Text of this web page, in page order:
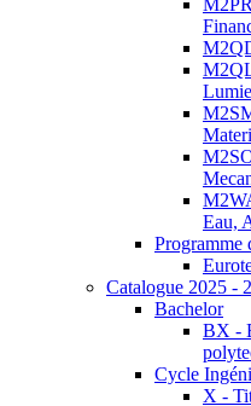
Eau,
Programme
Catalogue 2025 -
Bachelor
BX -
Cycle
X -